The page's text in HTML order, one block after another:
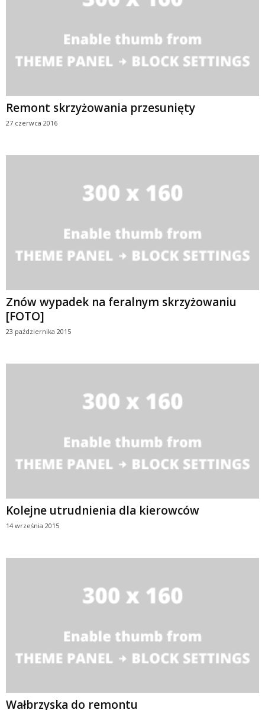
Remont skrzyżowania przesunięty
27 czerwca 2016
Znów wypadek na feralnym skrzyżowaniu
[FOTO]
23 października 2015
Kolejne utrudnienia dla kierowców
14 września 2015
Wałbrzyska do remontu